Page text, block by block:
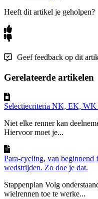
Heeft dit artikel je geholpen?
Geef feedback op dit
Gerelateerde artikelen
Selectiecriteria NK, EK, WK
Niet elke renner kan
Hiervoor moet je...
Para-cycling, van beginnend
wedstrijden. Zo doe je dat.
Stappenplan Volg
wielrennen toe te werke...